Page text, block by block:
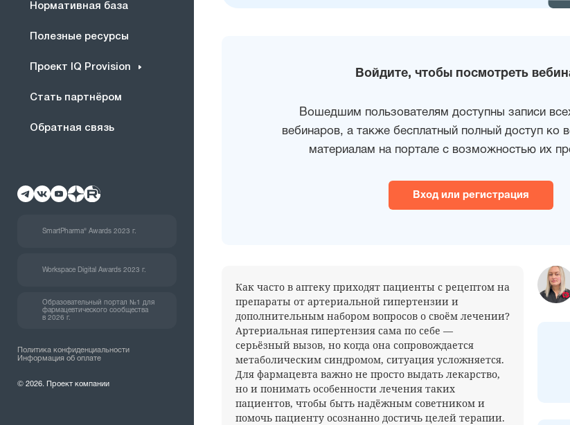
Нормативная база
Полезные ресурсы
Проект IQ Provision
Стать партнёром
Обратная связь
SmartPharma® Awards 2023 г.
Workspace Digital Awards 2023 г.
Образовательный портал №1 для
фармацевтического сообщества
в 2026 г.
Политика конфиденциальности
Информация об оплате
© 2026. Проект компании
Войдите, чтобы посмотреть
Вошедшим пользователям доступны записи
вебинаров, а также бесплатный полный доступ ко
материалам на портале с возможностью их
Вход или регистрация
Как часто в аптеку приходят пациенты с рецептом на
препараты от артериальной гипертензии и
дополнительным набором вопросов о своём лечении?
Артериальная гипертензия сама по себе —
серьёзный вызов, но когда она сопровождается
метаболическим синдромом, ситуация усложняется.
Для фармацевта важно не просто выдать лекарство,
но и понимать особенности лечения таких
пациентов, чтобы быть надёжным советником и
помочь пациенту осознанно достичь целей терапии.